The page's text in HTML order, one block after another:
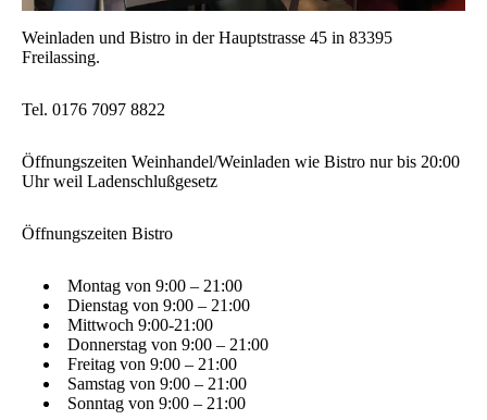
Weinladen und Bistro in der Hauptstrasse 45 in 83395
Freilassing.
Tel. 0176 7097 8822
Öffnungszeiten Weinhandel/Weinladen wie Bistro nur bis 20:00
Uhr weil Ladenschlußgesetz
Öffnungszeiten Bistro
Montag von 9:00 – 21:00
Dienstag von 9:00 – 21:00
Mittwoch 9:00-21:00
Donnerstag von 9:00 – 21:00
Freitag von 9:00 – 21:00
Samstag von 9:00 – 21:00
Sonntag von 9:00 – 21:00